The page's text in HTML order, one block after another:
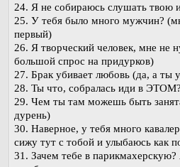
24. Я не собираюсь слушать твою
25. У тебя было много мужчин?
первый)
26. Я творческий человек, мне не
большой спрос на придурков)
27. Брак убивает любовь (да, а ты
28. Ты что, собралась иди в ЭТОМ?
29. Чем ты там можешь быть
дурень)
30. Наверное, у тебя много
сижу тут с тобой и улыбаюсь как
31. Зачем тебе в